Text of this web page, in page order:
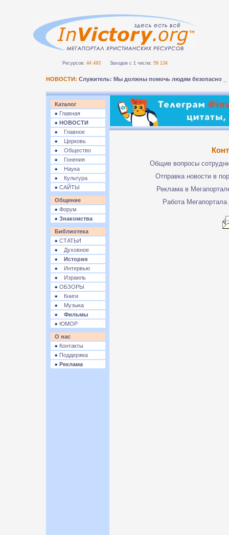
Ресурсов: 44 493 Заходов с 1 числа: 59 134
НОВОСТИ: Служитель: Мы должны помочь людям безопасно
Каталог
Главная
НОВОСТИ
Главное
Церковь
Общество
Гонения
Наука
Культура
САЙТЫ
Общение
Форум
Знакомства
Библиотека
СТАТЬИ
Духовное
История
Интервью
Израиль
ОБЗОРЫ
Книги
Музыка
Фильмы
ЮМОР
О нас
Контакты
Поддержка
Реклама
Общие вопросы
Отправка новости в
Реклама в
Работа Мегапортала